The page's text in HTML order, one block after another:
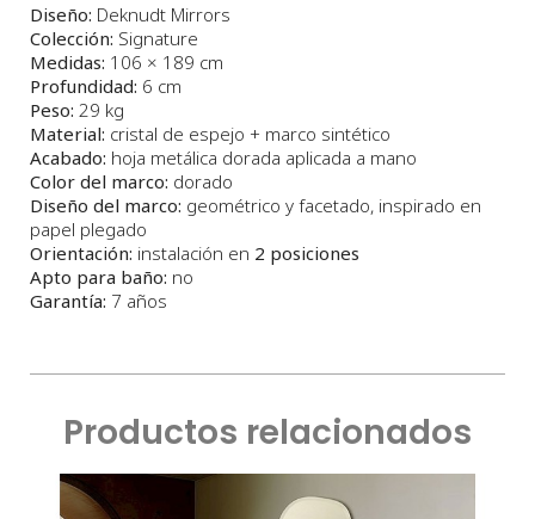
Diseño: Deknudt Mirrors
Colección: Signature
Medidas: 106 × 189 cm
Profundidad: 6 cm
Peso: 29 kg
Material: cristal de espejo + marco sintético
Acabado: hoja metálica dorada aplicada a mano
Color del marco: dorado
Diseño del marco: geométrico y facetado, inspirado en
papel plegado
Orientación: instalación en 2 posiciones
Apto para baño: no
Garantía: 7 años
Productos relacionados